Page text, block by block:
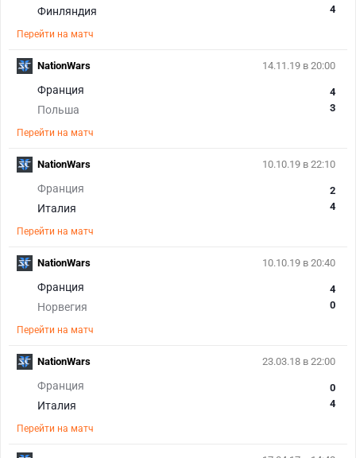
Финляндия
4
Перейти на матч
14.11.19 в 20:00
Франция
Польша
4
3
Перейти на матч
NationWars
10.10.19 в 22:10
Франция
Италия
2
4
Перейти на матч
NationWars
10.10.19 в 20:40
Франция
Норвегия
4
0
Перейти на матч
NationWars
23.03.18 в 22:00
Франция
Италия
0
4
Перейти на матч
NationWars